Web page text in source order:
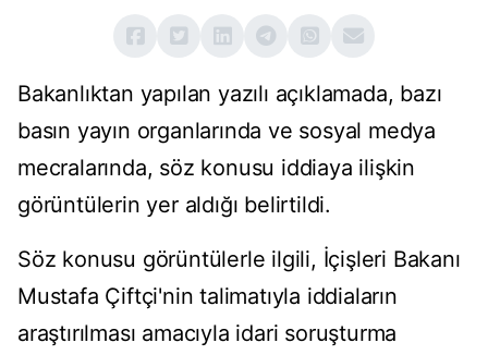
Bakanlıktan yapılan yazılı açıklamada, bazı
basın yayın organlarında ve sosyal medya
mecralarında, söz konusu iddiaya ilişkin
görüntülerin yer aldığı belirtildi.
Söz konusu görüntülerle ilgili, İçişleri Bakanı
Mustafa Çiftçi'nin talimatıyla iddiaların
araştırılması amacıyla idari soruşturma